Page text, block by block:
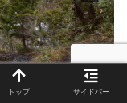
に到着。
トップ サイドバー